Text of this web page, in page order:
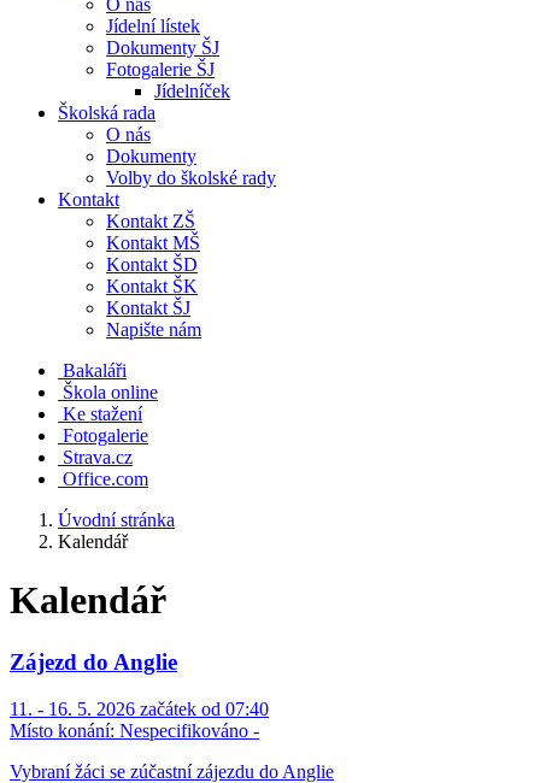
O nás
Jídelní lístek
Dokumenty ŠJ
Fotogalerie ŠJ
Jídelníček
Školská rada
O nás
Dokumenty
Volby do školské rady
Kontakt
Kontakt ZŠ
Kontakt MŠ
Kontakt ŠD
Kontakt ŠK
Kontakt ŠJ
Napište nám
Bakaláři
Škola online
Ke stažení
Fotogalerie
Strava.cz
Office.com
Úvodní stránka
Kalendář
Kalendář
Zájezd do Anglie
11. - 16. 5. 2026 začátek od 07:40
Místo konání: Nespecifikováno -
Vybraní žáci se zúčastní zájezdu do Anglie